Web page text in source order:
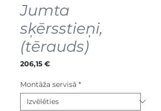
Jumta
sķērsstieņi,
(tērauds)
206,15 €Cena
Montāža servisā *